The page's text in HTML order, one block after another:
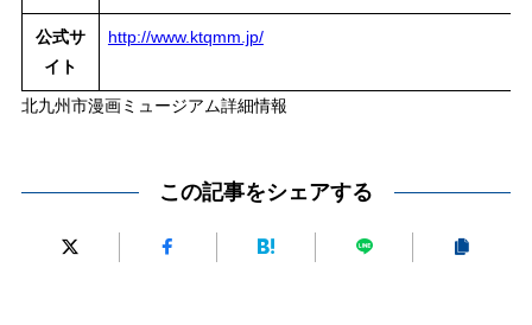
公式サ
イト
http://www.ktqmm.jp/
北九州市漫画ミュージアム詳細情報
この記事をシェアする